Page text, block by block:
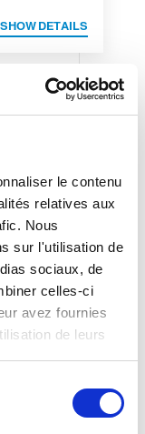
le contenu
relatives aux
Nous
sur l'utilisation de
sociaux, de
celles-ci
avez fournies
de leurs
SHOW DETAILS